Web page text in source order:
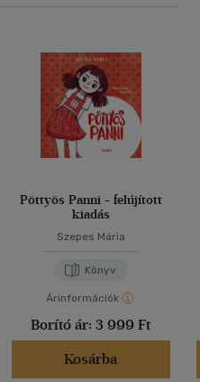
Pöttyös Panni - felújított
kiadás
Szepes Mária
Könyv
Árinformációk
Borító ár: 3 999 Ft
Kosárba